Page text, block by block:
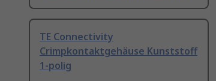
TE Connectivity
Crimpkontaktgehäuse Kunststoff
1-polig